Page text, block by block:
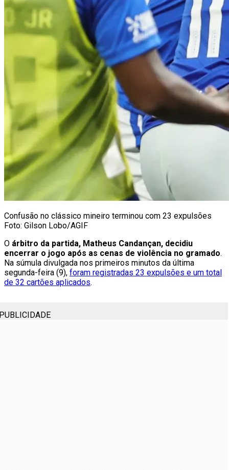
Confusão no clássico mineiro terminou com 23 expulsões
Foto: Gilson Lobo/AGIF
O árbitro da partida, Matheus Candançan, decidiu
encerrar o jogo após as cenas de violência no gramado.
Na súmula divulgada nos primeiros minutos da última
segunda-feira (9), foram registradas 23 expulsões e um total
de 32 cartões aplicados.